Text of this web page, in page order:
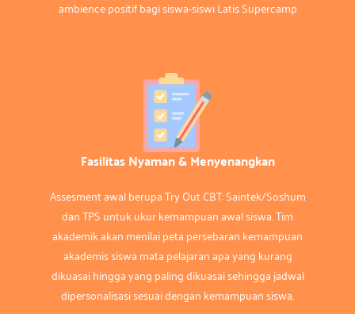
ambience positif bagi siswa-siswi Latis Supercamp
Fasilitas Nyaman & Menyenangkan
Assesment awal berupa Try Out CBT: Saintek/Soshum
dan TPS untuk ukur kemampuan awal siswa. Tim
akademik akan menilai peta persebaran kemampuan
akademis siswa mata pelajaran apa yang kurang
dikuasai hingga yang paling dikuasai sehingga jadwal
dipersonalisasi sesuai dengan kemampuan siswa.